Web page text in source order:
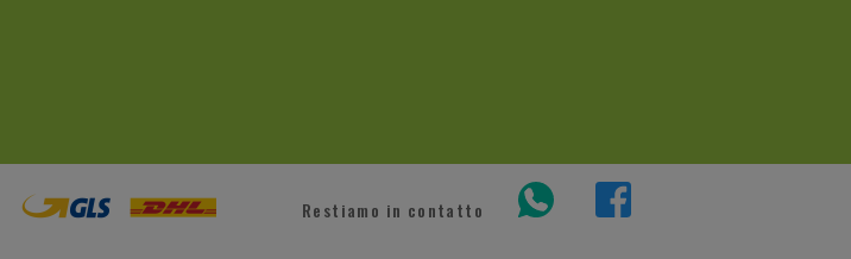
Restiamo in contatto